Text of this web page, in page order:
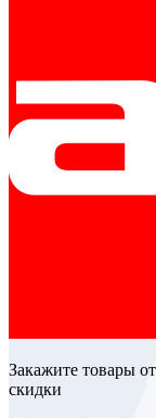
Закажите товары
скидки